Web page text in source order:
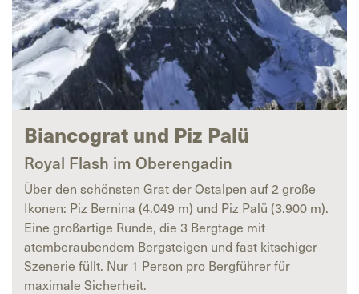
Biancograt und Piz Palü
Royal Flash im Oberengadin
Über den schönsten Grat der Ostalpen auf 2 große
Ikonen: Piz Bernina (4.049 m) und Piz Palü (3.900 m).
Eine großartige Runde, die 3 Bergtage mit
atemberaubendem Bergsteigen und fast kitschiger
Szenerie füllt. Nur 1 Person pro Bergführer für
maximale Sicherheit.